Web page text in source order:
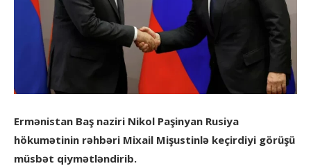
Ermənistan Baş naziri Nikol Paşinyan Rusiya
hökumətinin rəhbəri Mixail Mişustinlə keçirdiyi görüşü
müsbət qiymətləndirib.